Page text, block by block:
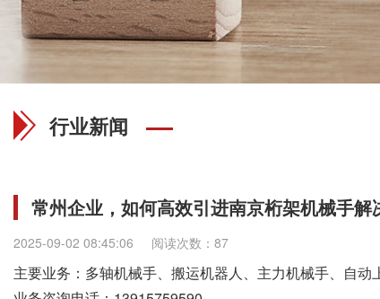
行业新闻
常州企业，如何高效引进南京桁架机械手解
2025-09-02 08:45:06 阅读次数：87
主要业务：多轴机械手、搬运机器人、主力机械手、自动